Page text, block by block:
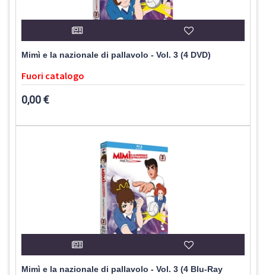
Mimì e la nazionale di pallavolo - Vol. 3 (4 DVD)
Fuori catalogo
0,00 €
Mimì e la nazionale di pallavolo - Vol. 3 (4 Blu-Ray